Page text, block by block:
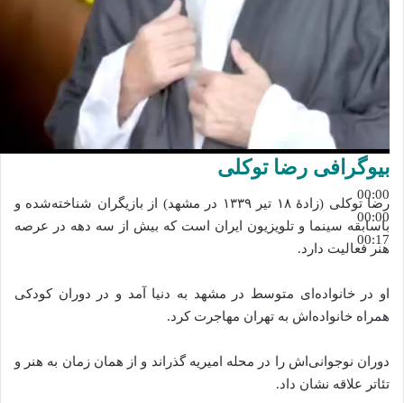
00:00
00:00
00:17
بیوگرافی رضا توکلی
رضا توکلی (زادهٔ ۱۸ تیر ۱۳۳۹ در مشهد) از بازیگران شناخته‌شده و
باسابقه سینما و تلویزیون ایران است که بیش از سه دهه در عرصه
هنر فعالیت دارد.
او در خانواده‌ای متوسط در مشهد به دنیا آمد و در دوران کودکی
همراه خانواده‌اش به تهران مهاجرت کرد.
دوران نوجوانی‌اش را در محله امیریه گذراند و از همان زمان به هنر و
تئاتر علاقه نشان داد.